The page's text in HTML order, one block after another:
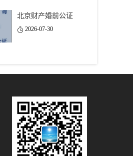
北京财产婚前公证
2026-07-30